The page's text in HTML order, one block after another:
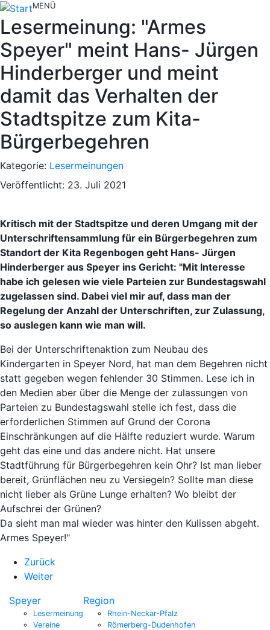
MENÜ
Lesermeinung: "Armes
Speyer" meint Hans- Jürgen
Hinderberger und meint
damit das Verhalten der
Stadtspitze zum Kita-
Bürgerbegehren
Kategorie: Lesermeinungen
Veröffentlicht: 23. Juli 2021
Kritisch mit der Stadtspitze und deren Umgang mit der
Unterschriftensammlung für ein Bürgerbegehren zum
Standort der Kita Regenbogen geht Hans- Jürgen
Hinderberger aus Speyer ins Gericht: "Mit Interesse
habe ich gelesen wie viele Parteien zur Bundestagswahl
zugelassen sind. Dabei viel mir auf, dass man der
Regelung der Anzahl der Unterschriften, zur Zulassung,
so auslegen kann wie man will.
Bei der Unterschriftenaktion zum Neubau des
Kindergarten in Speyer Nord, hat man dem Begehren nicht
statt gegeben wegen fehlender 30 Stimmen. Lese ich in
den Medien aber über die Menge der zulassungen von
Parteien zu Bundestagswahl stelle ich fest, dass die
erforderlichen Stimmen auf Grund der Corona
Einschränkungen auf die Hälfte reduziert wurde. Warum
geht das eine und das andere nicht. Hat unsere
Stadtführung für Bürgerbegehren kein Ohr? Ist man lieber
bereit, Grünflächen neu zu Versiegeln? Sollte man diese
nicht lieber als Grüne Lunge erhalten? Wo bleibt der
Aufschrei der Grünen?
Da sieht man mal wieder was hinter den Kulissen abgeht.
Armes Speyer!"
Zurück
Weiter
Speyer
Lesermeinung
Vereine
Region
Rhein-Neckar-Pfalz
Römerberg-Dudenhofen